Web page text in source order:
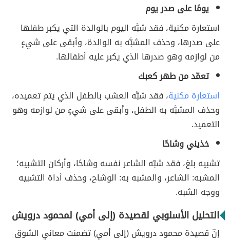
يومًا على صدر يوم
استعارة مكنية، فقد شبَّه اليوم بالوالدة التي يكبر طفلها
على صدرها، وحذف المشبَّه به الوالدة، وأبقى على شيءٍ
من لوازمه وهو صدرها الذي يكبر عليه أطفالها.
تعمّد من طهر كعبك
استعارة مكنية، فقد شبَّه العشب بالطفل الذي يتم تعميده،
وحذف المشبَّه به الطفل، وأبقى على شيءٍ من لوازمه وهو
التعميد.
خذيني وشاحًا
تشبيه بلغ، فقد شبّه الشاعر نفسه وشاحًا، وأركان التشبيه؛
المشبه: الشاعر، والمشبه به: الوشاح، وحذف أداة التشبيه
ووجه الشبه.
التحليل الأسلوبي لقصيدة (إلى أمي) لمحمود درويش
إنّ قصيدة محمود درويش (إلى أمي) تضمنت معاني الشوق